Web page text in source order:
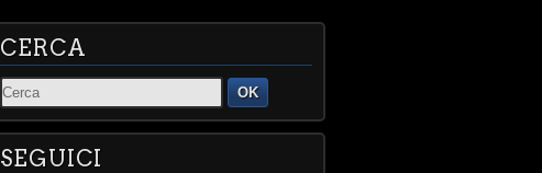
CERCA
OK
SEGUICI